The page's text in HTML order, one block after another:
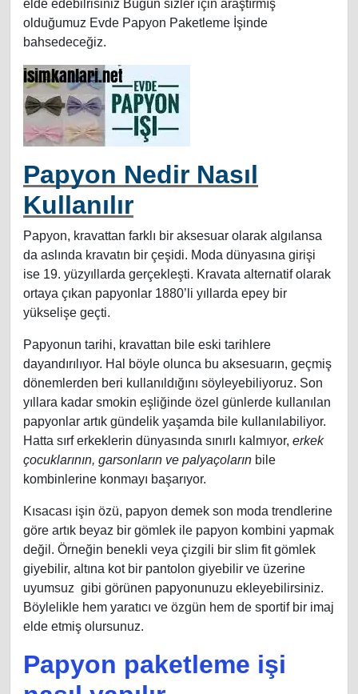
elde edebilrisiniz Bugün sizler için araştırmış
olduğumuz Evde Papyon Paketleme İşinde
bahsedeceğiz.
Papyon Nedir Nasıl
Kullanılır
Papyon, kravattan farklı bir aksesuar olarak algılansa
da aslında kravatın bir çeşidi. Moda dünyasına girişi
ise 19. yüzyıllarda gerçekleşti. Kravata alternatif olarak
ortaya çıkan papyonlar 1880’li yıllarda epey bir
yükselişe geçti.
Papyonun tarihi, kravattan bile eski tarihlere
dayandırılıyor. Hal böyle olunca bu aksesuarın, geçmiş
dönemlerden beri kullanıldığını söyleyebiliyoruz. Son
yıllara kadar smokin eşliğinde özel günlerde kullanılan
papyonlar artık gündelik yaşamda bile kullanılabiliyor.
Hatta sırf erkeklerin dünyasında sınırlı kalmıyor, erkek
çocuklarının, garsonların ve palyaçoların bile
kombinlerine konmayı başarıyor.
Kısacası işin özü, papyon demek son moda trendlerine
göre artık beyaz bir gömlek ile papyon kombini yapmak
değil. Örneğin benekli veya çizgili bir slim fit gömlek
giyebilir, altına kot bir pantolon giyebilir ve üzerine
uyumsuz gibi görünen papyonunuzu ekleyebilirsiniz.
Böylelikle hem yaratıcı ve özgün hem de sportif bir imaj
elde etmiş olursunuz.
Papyon paketleme işi